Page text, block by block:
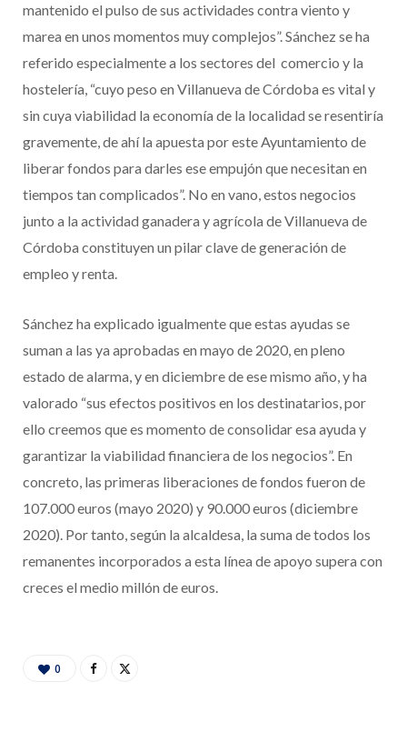
mantenido el pulso de sus actividades contra viento y
marea en unos momentos muy complejos”. Sánchez se ha
referido especialmente a los sectores del comercio y la
hostelería, “cuyo peso en Villanueva de Córdoba es vital y
sin cuya viabilidad la economía de la localidad se resentiría
gravemente, de ahí la apuesta por este Ayuntamiento de
liberar fondos para darles ese empujón que necesitan en
tiempos tan complicados”. No en vano, estos negocios
junto a la actividad ganadera y agrícola de Villanueva de
Córdoba constituyen un pilar clave de generación de
empleo y renta.
Sánchez ha explicado igualmente que estas ayudas se
suman a las ya aprobadas en mayo de 2020, en pleno
estado de alarma, y en diciembre de ese mismo año, y ha
valorado “sus efectos positivos en los destinatarios, por
ello creemos que es momento de consolidar esa ayuda y
garantizar la viabilidad financiera de los negocios”. En
concreto, las primeras liberaciones de fondos fueron de
107.000 euros (mayo 2020) y 90.000 euros (diciembre
2020). Por tanto, según la alcaldesa, la suma de todos los
remanentes incorporados a esta línea de apoyo supera con
creces el medio millón de euros.
0